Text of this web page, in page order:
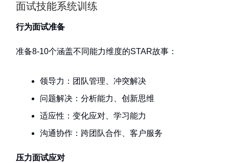
面试技能系统训练
行为面试准备
准备8-10个涵盖不同能力维度的STAR故事：
领导力：团队管理、冲突解决
问题解决：分析能力、创新思维
适应性：变化应对、学习能力
沟通协作：跨团队合作、客户服务
压力面试应对